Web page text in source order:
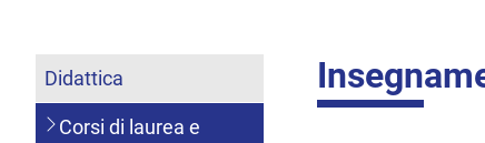
Didattica
Corsi di laurea e